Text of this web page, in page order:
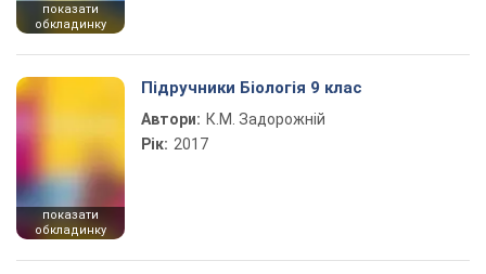
показати
обкладинку
показати
обкладинку
Підручники Біологія 9 клас
Автори: К.М. Задорожній
Рік: 2017